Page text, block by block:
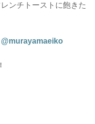
ンチトーストに飽きた
@murayamaeiko